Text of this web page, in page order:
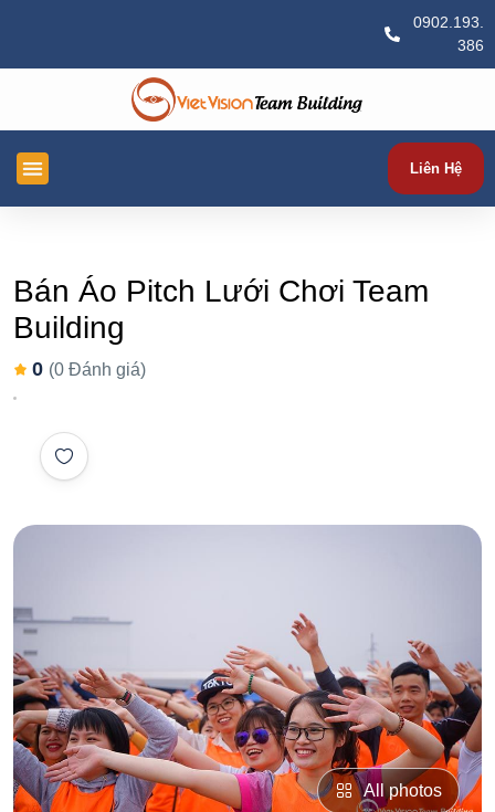
0902.193.
386
Liên Hệ
Bán Áo Pitch Lưới Chơi Team
Building
0 (0 Đánh giá)
All photos